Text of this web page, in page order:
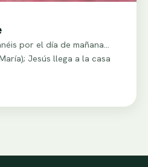
por el día de mañana…
Jesús llega a la casa